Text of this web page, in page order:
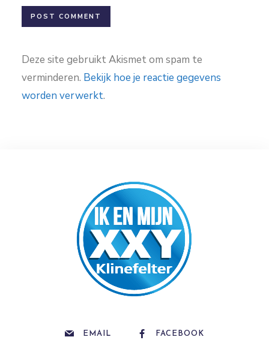
Deze site gebruikt Akismet om spam te
verminderen. Bekijk hoe je reactie gegevens
worden verwerkt.
EMAIL FACEBOOK